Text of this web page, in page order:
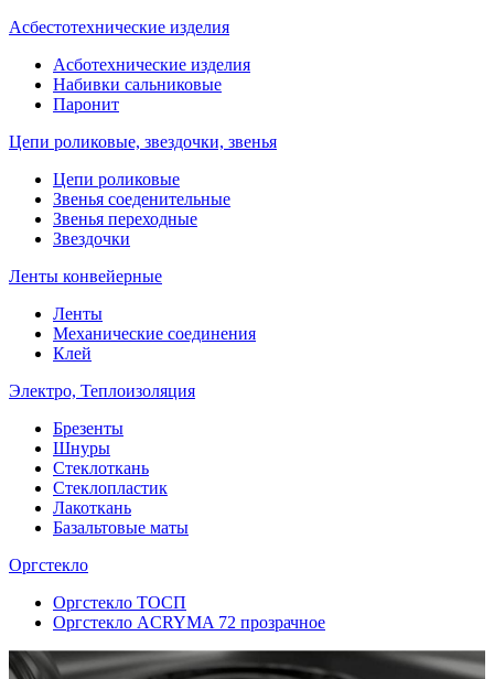
Асбестотехнические изделия
Асботехнические изделия
Набивки сальниковые
Паронит
Цепи роликовые, звездочки, звенья
Цепи роликовые
Звенья соеденительные
Звенья переходные
Звездочки
Ленты конвейерные
Ленты
Механические соединения
Клей
Электро, Теплоизоляция
Брезенты
Шнуры
Стеклоткань
Стеклопластик
Лакоткань
Базальтовые маты
Оргстекло
Оргстекло ТОСП
Оргстекло ACRYMA 72 прозрачное